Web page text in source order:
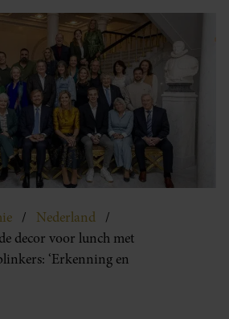
Nederland
decor voor lunch met
‘Erkenning en